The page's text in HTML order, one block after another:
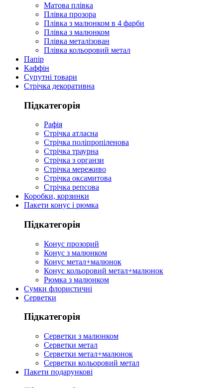
Матова плівка
Плівка прозора
Плівка з малюнком в 4 фарби
Плівка з малюнком
Плівка металізован
Плівка кольоровий метал
Папір
Каффін
Супутні товари
Стрічка декоративна
Підкатегорія
Рафія
Стрічка атласна
Стрічка поліпропіленова
Стрічка траурна
Стрічка з органзи
Стрічка мереживо
Стрічка оксамитова
Стрічка репсова
Коробки, корзинки
Пакети конус і рюмка
Підкатегорія
Конус прозорий
Конус з малюнком
Конус метал+малюнок
Конус кольоровий метал+малюнок
Рюмка з малюнком
Сумки флористичні
Серветки
Підкатегорія
Серветки з малюнком
Серветки метал
Серветки метал+малюнок
Серветки кольоровий метал
Пакети подарункові